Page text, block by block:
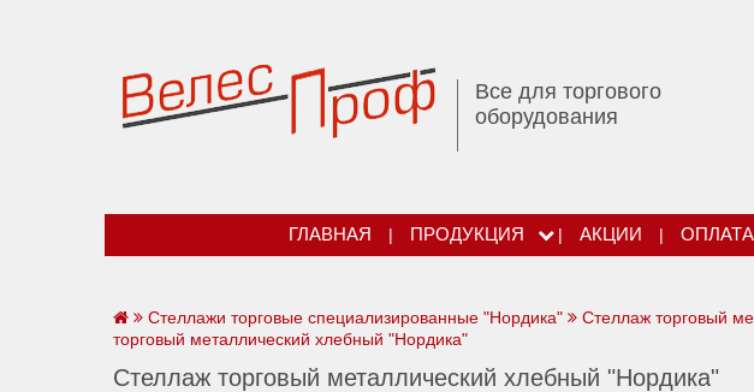
Все для торгового
оборудования
ГЛАВНАЯ | ПРОДУКЦИЯ | АКЦИИ | ОПЛАТА
Стеллажи торговые специализированные "Нордика" Стеллаж торговый
торговый металлический хлебный "Нордика"
Стеллаж торговый металлический хлебный "Нордика"